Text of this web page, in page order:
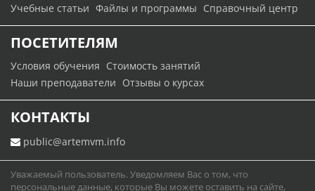
Учебные статьи Файлы и программы Справочный центр
ПОСЕТИТЕЛЯМ
Условия обучения Стоимость занятий
Наши преподаватели Отзывы о курсах
КОНТАКТЫ
public@artemvm.info
Уважаемый пользователь. Уведомляем Вас о том, что
персональные данные, которые Вы можете оставить на сайте,